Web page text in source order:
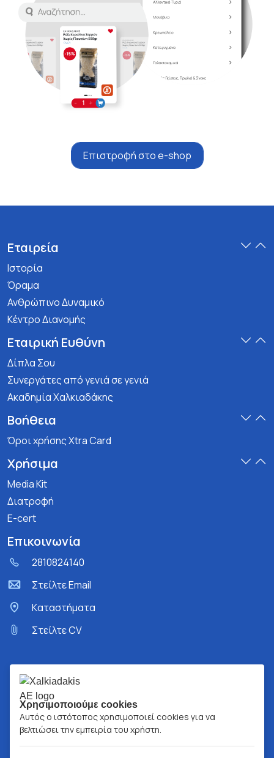
Επιστροφή στο e-shop
Εταιρεία
Ιστορία
Όραμα
Ανθρώπινο Δυναμικό
Κέντρο Διανομής
Εταιρική Ευθύνη
Δίπλα Σου
Συνεργάτες από γενιά σε γενιά
Ακαδημία Χαλκιαδάκης
Βοήθεια
Όροι χρήσης Xtra Card
Χρήσιμα
Media Kit
Διατροφή
E-cert
Επικοινωνία
2810824140
Στείλτε Email
Kαταστήματα
Στείλτε CV
Χρησιμοποιούμε cookies
Αυτός ο ιστότοπος χρησιμοποιεί cookies για να
βελτιώσει την εμπειρία του χρήστη.